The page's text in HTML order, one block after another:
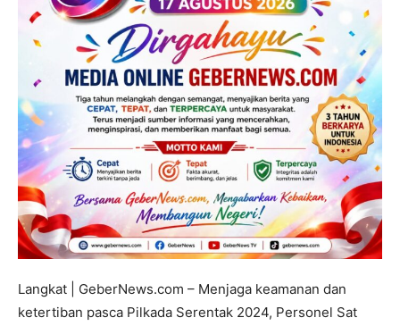
Langkat | GeberNews.com – Menjaga keamanan dan
ketertiban pasca Pilkada Serentak 2024, Personel Sat